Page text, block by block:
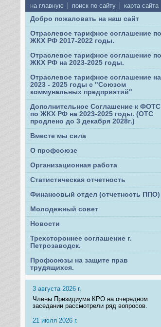
на главную поиск по сайту карта сайта
Добро пожаловать на наш сайт
Отраслевое тарифное соглашение по
ЖКХ РФ 2017-2022 годы.
Отраслевое тарифное соглашение по
ЖКХ РФ на 2023-2025 годы.
Отраслевое тарифное соглашение на
2023 - 2025 годы с "Союзом
коммунальных предприятий"
Дополнительное Соглашение к ФОТС
по ЖКХ РФ на 2023-2025 годы. (ОТС
продлено до 3 декабря 2028г.)
Вместе мы сила
О профсоюзе
Организационная работа
Статистическая отчетность
Финансовый отдел (отчетность ППО)
Молодежный совет
Новости
Трехстороннее соглашение г.
Петрозаводск.
Профсоюзы на защите прав
трудящихся.
3 августа 2026 г.
Члены Президиума КРО на очередном
заседании рассмотрели ряд вопросов.
21 июля 2026 г.